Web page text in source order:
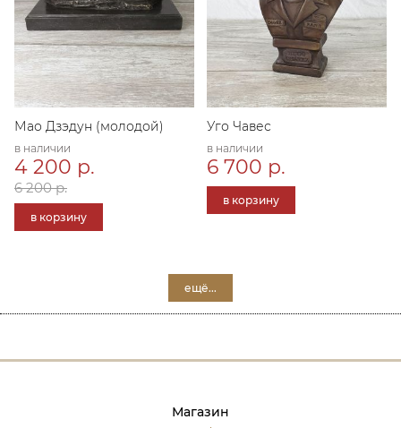
Мао Дзэдун (молодой)
в наличии
4 200 р.
6 200 р.
в корзину
Уго Чавес
в наличии
6 700 р.
в корзину
ещё...
Магазин